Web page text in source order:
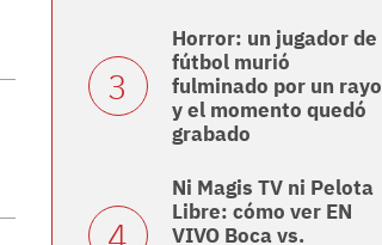
Horror: un jugador de
fútbol murió
fulminado por un rayo
y el momento quedó
grabado
Ni Magis TV ni Pelota
Libre: cómo ver EN
VIVO Boca vs.